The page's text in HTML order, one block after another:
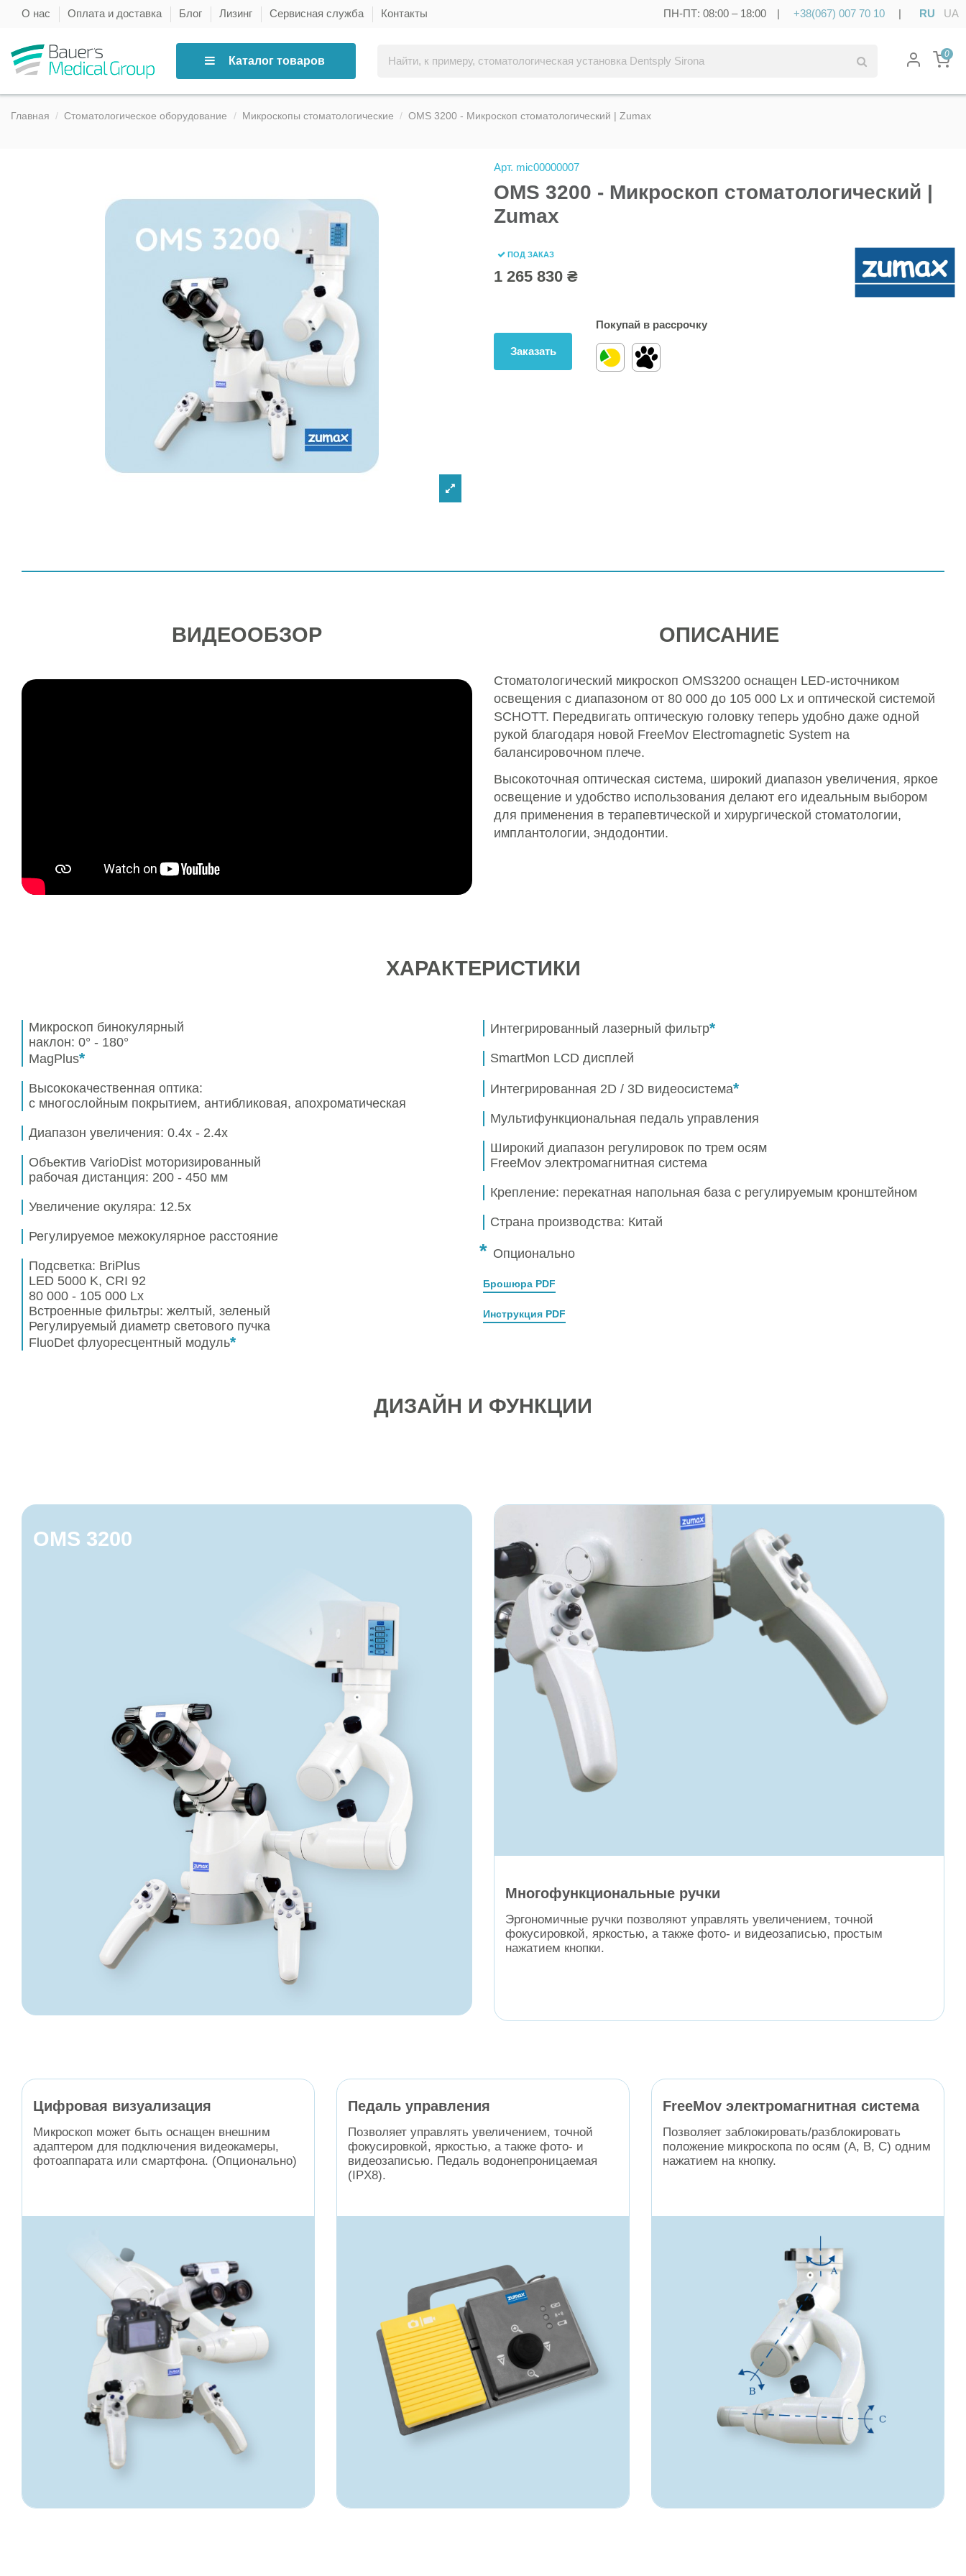
О нас Оплата и доставка Блог Лизинг Сервисная служба Контакты ПН-ПТ: 08:00 – 18:00 | +38(067) 007 70 10 | RU UA
Каталог товаров
0
Главная Стоматологическое оборудование Микроскопы стоматологические OMS 3200 - Микроскоп стоматологический | Zumax
Арт. mic00000007
OMS 3200 - Микроскоп стоматологический |
Zumax
ПОД ЗАКАЗ
1 265 830 ₴
Заказать
Покупай в рассрочку
ВИДЕООБЗОР ОПИСАНИЕ
Стоматологический микроскоп OMS3200 оснащен LED-источником
освещения с диапазоном от 80 000 до 105 000 Lx и оптической системой
SCHOTT. Передвигать оптическую головку теперь удобно даже одной
рукой благодаря новой FreeMov Electromagnetic System на
балансировочном плече.
Высокоточная оптическая система, широкий диапазон увеличения, яркое
освещение и удобство использования делают его идеальным выбором
для применeния в терапевтической и хирургической стоматологии,
имплантологии, эндодонтии.
ХАРАКТЕРИСТИКИ
Микроскоп бинокулярный
наклон: 0° - 180°
MagPlus*
Высококачественная оптика:
с многослойным покрытием, антибликовая, апохроматическая
Диапазон увеличения: 0.4x - 2.4x
Объектив VarioDist моторизированный
рабочая дистанция: 200 - 450 мм
Увеличение окуляра: 12.5x
Регулируемое межокулярное расстояние
Подсветка: BriPlus
LED 5000 K, CRI 92
80 000 - 105 000 Lx
Встроенные фильтры: желтый, зеленый
Регулируемый диаметр светового пучка
FluoDet флуоресцентный модуль*
Интегрированный лазерный фильтр*
SmartMon LCD дисплей
Интегрированная 2D / 3D видеосистема*
Мультифункциональная педаль управления
Широкий диапазон регулировок по трем осям
FreeМov электромагнитная система
Крепление: перекатная напольная база с регулируемым кронштейном
Страна производства: Китай
* Опционально
Брошюра PDF
Инструкция PDF
ДИЗАЙН И ФУНКЦИИ
OMS 3200
Многофункциональные ручки
Эргономичные ручки позволяют управлять увеличением, точной
фокусировкой, яркостью, а также фото- и видеозаписью, простым
нажатием кнопки.
Цифровая визуализация
Микроскоп может быть оснащен внешним
адаптером для подключения видеокамеры,
фотоаппарата или смартфона. (Опционально)
Педаль управления
Позволяет управлять увеличением, точной
фокусировкой, яркостью, а также фото- и
видеозаписью. Педаль водонепроницаемая
(IPX8).
FreeMov электромагнитная система
Позволяет заблокировать/разблокировать
положение микроскопа по осям (А, B, С) одним
нажатием на кнопку.